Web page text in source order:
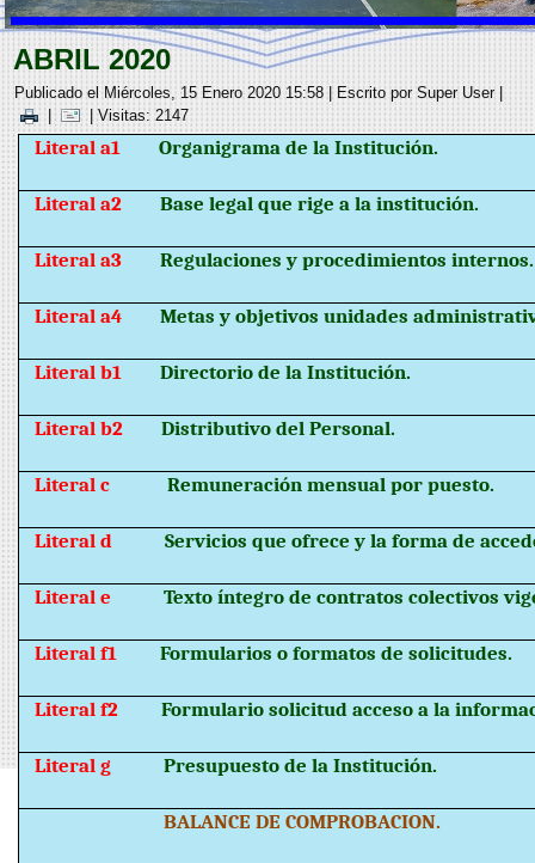
ABRIL 2020
Publicado el Miércoles, 15 Enero 2020 15:58 | Escrito por Super User
|
| Visitas: 2147
Literal a1 Organigrama de la Institución.
Literal a2 Base legal que rige a la institución.
Literal a3 Regulaciones y procedimientos internos.
Literal a4 Metas y objetivos unidades
Literal b1 Directorio de la Institución.
Literal b2 Distributivo del Personal.
Literal c Remuneración mensual por puesto.
Literal d Servicios que ofrece y la forma de
Literal e Texto íntegro de contratos colectivos
Literal f1 Formularios o formatos de solicitudes.
Literal f2 Formulario solicitud acceso a la
Literal g Presupuesto de la Institución.
BALANCE DE COMPROBACION.